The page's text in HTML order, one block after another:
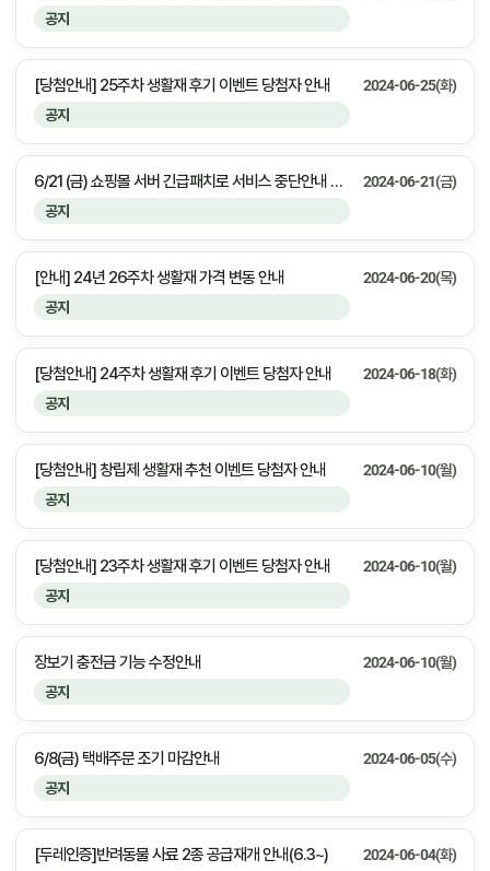
공지
공지
[당첨안내] 25주차 생활재 후기 이벤트 당첨자 안내 2024-06-25(화)
공지
6/21 (금) 쇼핑몰 서버 긴급패치로 서비스 중단안내 23:30 ~ 00:00 [약 30분 예상] 2024-06-21(금)
공지
[안내] 24년 26주차 생활재 가격 변동 안내 2024-06-20(목)
공지
[당첨안내] 24주차 생활재 후기 이벤트 당첨자 안내 2024-06-18(화)
공지
[당첨안내] 창립제 생활재 추천 이벤트 당첨자 안내 2024-06-10(월)
공지
[당첨안내] 23주차 생활재 후기 이벤트 당첨자 안내 2024-06-10(월)
공지
장보기 충전금 기능 수정안내 2024-06-10(월)
공지
6/8(금) 택배주문 조기 마감안내 2024-06-05(수)
[두레인증]반려동물 사료 2종 공급재개 안내(6.3~) 2024-06-04(화)